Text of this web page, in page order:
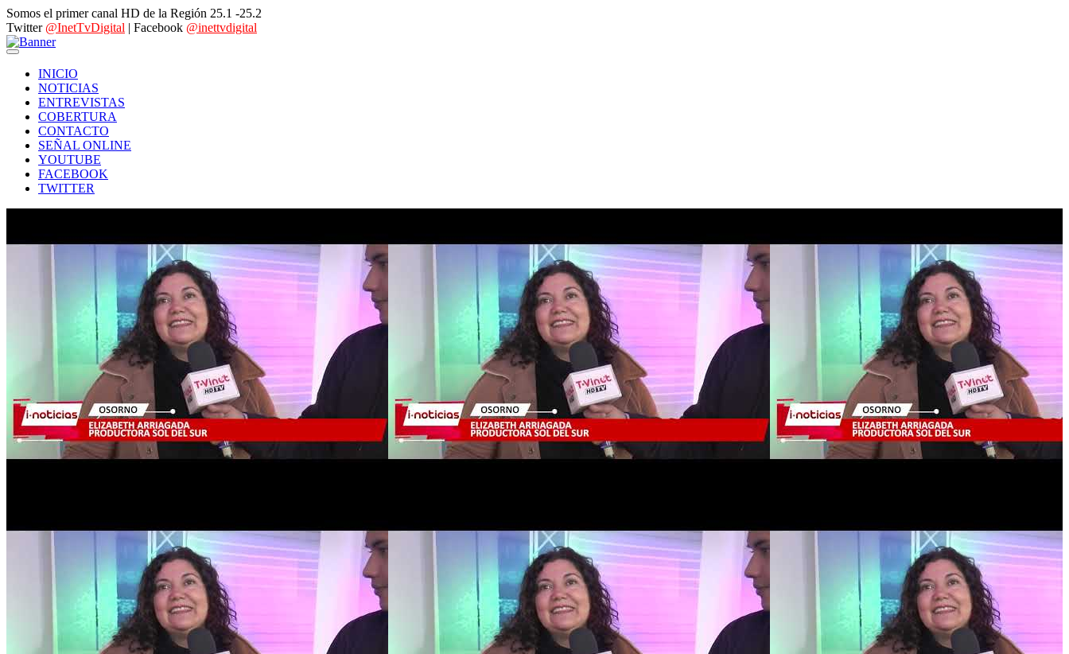
Somos el primer canal HD de la Región 25.1 -25.2
Twitter @InetTvDigital | Facebook @inettvdigital
INICIO
NOTICIAS
ENTREVISTAS
COBERTURA
CONTACTO
SEÑAL ONLINE
YOUTUBE
FACEBOOK
TWITTER